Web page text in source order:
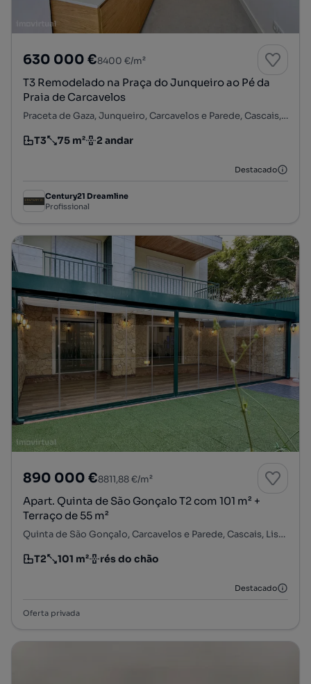
630 000 €8400 €/m²
T3 Remodelado na Praça do Junqueiro ao Pé da
Praia de Carcavelos
Praceta de Gaza, Junqueiro, Carcavelos e Parede, Cascais, Lisboa
Tipologia
T3
Preço por metro quadrado
75 m²
Andar 2 andar
Destacado
Century21 Dreamline
Profissional
890 000 €8811,88 €/m²
Apart. Quinta de São Gonçalo T2 com 101 m² +
Terraço de 55 m²
Quinta de São Gonçalo, Carcavelos e Parede, Cascais, Lisboa
Tipologia
T2
Preço por metro quadrado
101 m²
Andar rés do chão
Destacado
Oferta privada